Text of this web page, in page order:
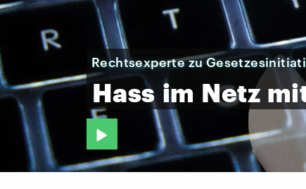
Rechtsexperte zu
Hass im Netz